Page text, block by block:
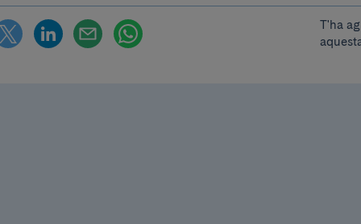
T'ha